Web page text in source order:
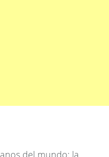
del mundo: la